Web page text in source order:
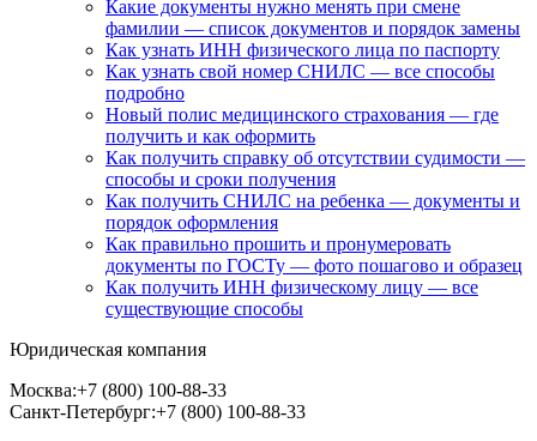
Какие документы нужно менять при смене
фамилии — список документов и порядок замены
Как узнать ИНН физического лица по паспорту
Как узнать свой номер СНИЛС — все способы
подробно
Новый полис медицинского страхования — где
получить и как оформить
Как получить справку об отсутствии судимости —
способы и сроки получения
Как получить СНИЛС на ребенка — документы и
порядок оформления
Как правильно прошить и пронумеровать
документы по ГОСТу — фото пошагово и образец
Как получить ИНН физическому лицу — все
существующие способы
Юридическая компания
Москва:+7 (800) 100-88-33
Санкт-Петербург:+7 (800) 100-88-33